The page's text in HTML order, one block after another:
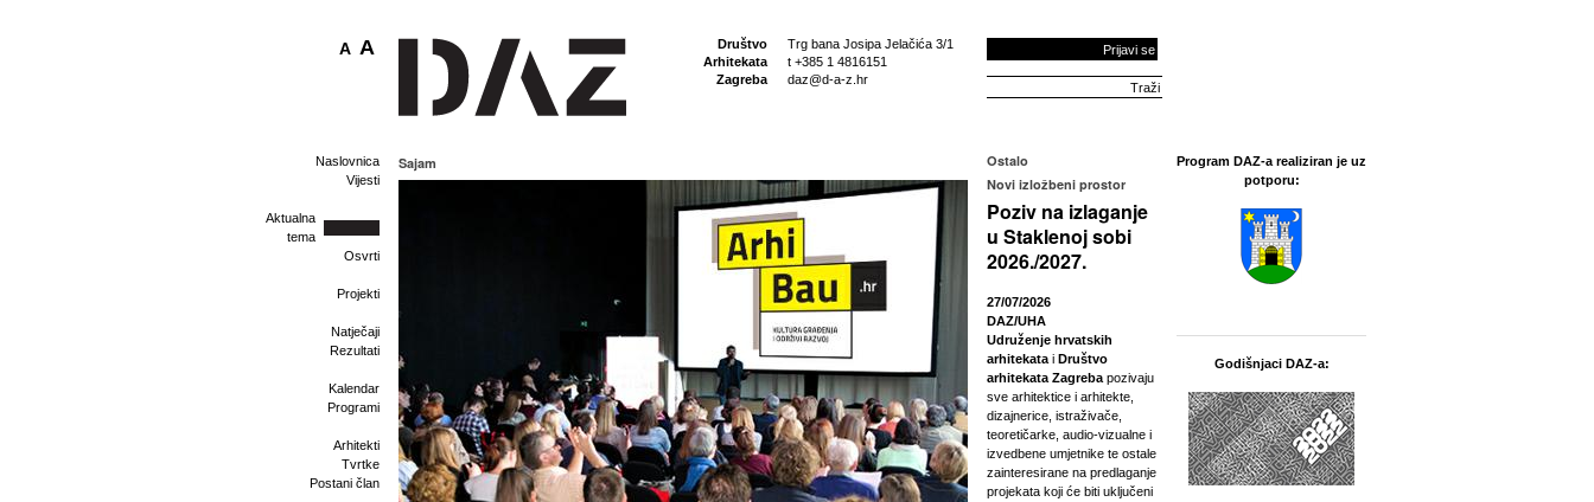
Društvo
Arhitekata
Zagreba
Trg bana Josipa Jelačića 3/1
t +385 1 4816151
daz@d-a-z.hr
Prijavi se
A A
Naslovnica
Vijesti
Aktualna
tema
Osvrti
Projekti
Natječaji
Rezultati
Kalendar
Programi
Arhitekti
Tvrtke
Postani član
Sajam
Ostalo
Novi izložbeni prostor
Poziv na izlaganje
u Staklenoj sobi
2026./2027.
27/07/2026
DAZ/UHA
Udruženje hrvatskih
arhitekata i Društvo
arhitekata Zagreba pozivaju
sve arhitektice i arhitekte,
dizajnerice, istraživače,
teoretičarke, audio-vizualne i
izvedbene umjetnike te ostale
zainteresirane na predlaganje
projekata koji će biti uključeni
Program DAZ-a realiziran je uz
potporu:
Godišnjaci DAZ-a: